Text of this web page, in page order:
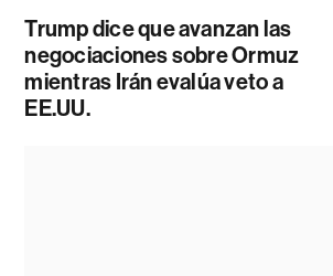
Trump dice que avanzan las
negociaciones sobre Ormuz
mientras Irán evalúa veto a
EE.UU.